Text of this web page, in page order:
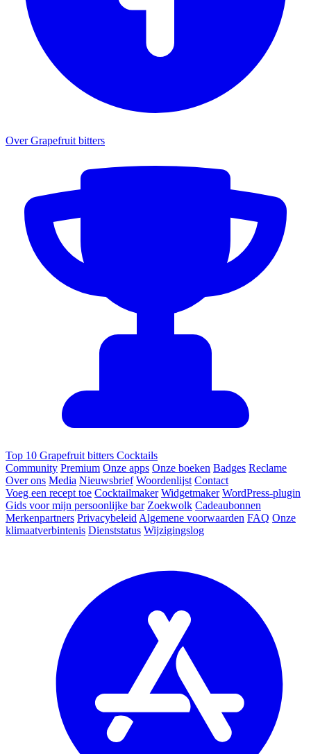
Over Grapefruit bitters
Top 10 Grapefruit bitters Cocktails
Community Premium Onze apps Onze boeken Badges Reclame
Over ons Media Nieuwsbrief Woordenlijst Contact
Voeg een recept toe Cocktailmaker Widgetmaker WordPress-plugin
Gids voor mijn persoonlijke bar Zoekwolk Cadeaubonnen
Merkenpartners Privacybeleid Algemene voorwaarden FAQ Onze
klimaatverbintenis Dienststatus Wijzigingslog